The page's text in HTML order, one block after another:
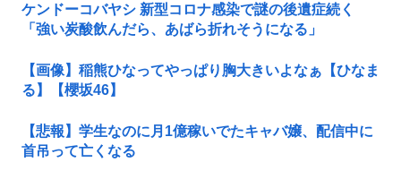
ケンドーコバヤシ 新型コロナ感染で謎の後遺症続く
「強い炭酸飲んだら、あばら折れそうになる」
【画像】稲熊ひなってやっぱり胸大きいよなぁ【ひなま
る】【櫻坂46】
【悲報】学生なのに月1億稼いでたキャバ嬢、配信中に
首吊って亡くなる